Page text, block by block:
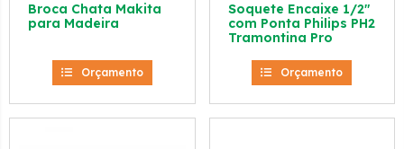
Broca Chata Makita
para Madeira
Orçamento
Soquete Encaixe 1/2″
com Ponta Philips PH2
Tramontina Pro
Orçamento